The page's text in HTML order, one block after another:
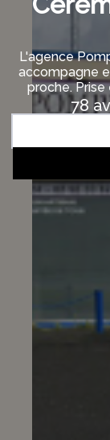
L'agence
accompagne
proche.
78